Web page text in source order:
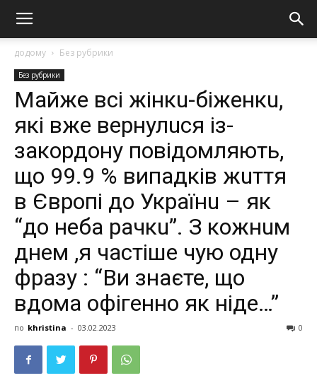
додому Без рубрики
Без рубрики
Майже всі жінкu-біженкu,
які вже вернулuся із-
закордону повідомляють,
що 99.9 % випадків жuття
в Європі до Українu – як
“до неба рачкu”. З кожнuм
днем ,я частіше чую одну
фразу : “Ви знаєте, що
вдома офігенно як ніде…”
по khristina - 03.02.2023 0